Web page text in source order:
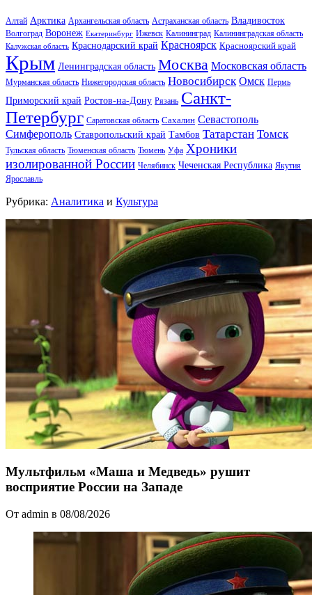
Алтай Арктика Архангельская область Астраханская область Владивосток
Волгоград Воронеж Екатеринбург Ижевск Калининград Калининградская область
Калужская область Краснодарский край Красноярск Красноярский край
Крым Ленинградская область Москва Московская область
Мурманская область Нижегородская область Новосибирск Омск Пермь
Приморский край Ростов-на-Дону Рязань Санкт-
Петербург Саратовская область Сахалин Севастополь
Симферополь Ставропольский край Тамбов Татарстан Томск
Тульская область Тюменская область Тюмень Уфа Хроники
изолированной России Челябинск Чеченская Республика Якутия
Ярославль
Рубрика: Аналитика и Культура
Мультфильм «Маша и Медведь» рушит
восприятие России на Западе
От admin в 08/08/2026